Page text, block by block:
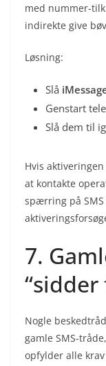
med nummer-
indirekte give
Løsning:
Slå
Genstart
Slå dem til
Hvis
at kontakte
spærring på
7.
“sidder
Nogle
gamle SMS-
opfylder alle krav